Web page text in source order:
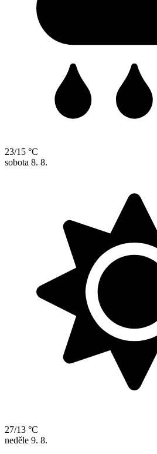
23/15 °C
sobota 8. 8.
27/13 °C
neděle 9. 8.